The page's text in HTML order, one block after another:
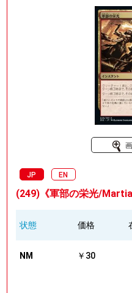
JP EN
(249)《軍部の栄光/
状態 価格
NM ￥30